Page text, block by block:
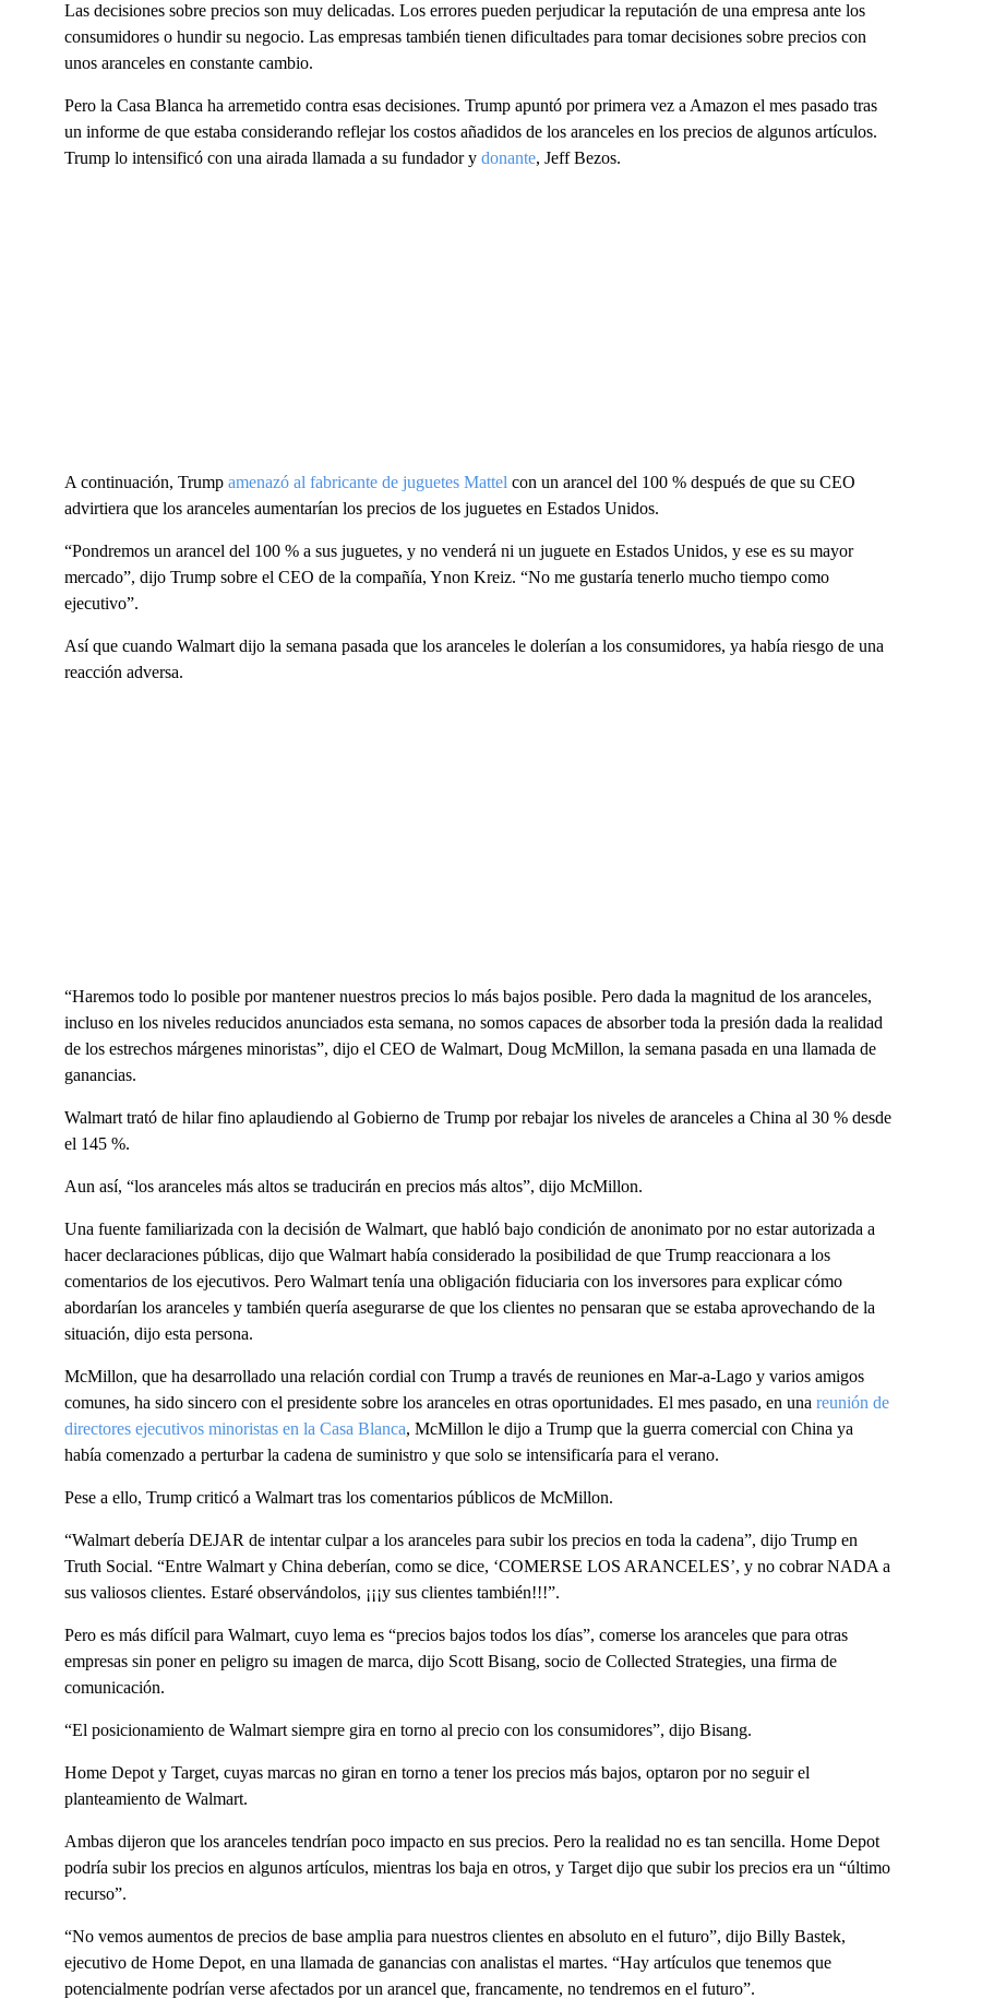
Las decisiones sobre precios son muy delicadas. Los errores pueden perjudicar la reputación de una empresa ante los
consumidores o hundir su negocio. Las empresas también tienen dificultades para tomar decisiones sobre precios con
unos aranceles en constante cambio.
Pero la Casa Blanca ha arremetido contra esas decisiones. Trump apuntó por primera vez a Amazon el mes pasado tras
un informe de que estaba considerando reflejar los costos añadidos de los aranceles en los precios de algunos artículos.
Trump lo intensificó con una airada llamada a su fundador y donante, Jeff Bezos.
A continuación, Trump amenazó al fabricante de juguetes Mattel con un arancel del 100 % después de que su CEO
advirtiera que los aranceles aumentarían los precios de los juguetes en Estados Unidos.
“Pondremos un arancel del 100 % a sus juguetes, y no venderá ni un juguete en Estados Unidos, y ese es su mayor
mercado”, dijo Trump sobre el CEO de la compañía, Ynon Kreiz. “No me gustaría tenerlo mucho tiempo como
ejecutivo”.
Así que cuando Walmart dijo la semana pasada que los aranceles le dolerían a los consumidores, ya había riesgo de una
reacción adversa.
“Haremos todo lo posible por mantener nuestros precios lo más bajos posible. Pero dada la magnitud de los aranceles,
incluso en los niveles reducidos anunciados esta semana, no somos capaces de absorber toda la presión dada la realidad
de los estrechos márgenes minoristas”, dijo el CEO de Walmart, Doug McMillon, la semana pasada en una llamada de
ganancias.
Walmart trató de hilar fino aplaudiendo al Gobierno de Trump por rebajar los niveles de aranceles a China al 30 % desde
el 145 %.
Aun así, “los aranceles más altos se traducirán en precios más altos”, dijo McMillon.
Una fuente familiarizada con la decisión de Walmart, que habló bajo condición de anonimato por no estar autorizada a
hacer declaraciones públicas, dijo que Walmart había considerado la posibilidad de que Trump reaccionara a los
comentarios de los ejecutivos. Pero Walmart tenía una obligación fiduciaria con los inversores para explicar cómo
abordarían los aranceles y también quería asegurarse de que los clientes no pensaran que se estaba aprovechando de la
situación, dijo esta persona.
McMillon, que ha desarrollado una relación cordial con Trump a través de reuniones en Mar-a-Lago y varios amigos
comunes, ha sido sincero con el presidente sobre los aranceles en otras oportunidades. El mes pasado, en una reunión de
directores ejecutivos minoristas en la Casa Blanca, McMillon le dijo a Trump que la guerra comercial con China ya
había comenzado a perturbar la cadena de suministro y que solo se intensificaría para el verano.
Pese a ello, Trump criticó a Walmart tras los comentarios públicos de McMillon.
“Walmart debería DEJAR de intentar culpar a los aranceles para subir los precios en toda la cadena”, dijo Trump en
Truth Social. “Entre Walmart y China deberían, como se dice, ‘COMERSE LOS ARANCELES’, y no cobrar NADA a
sus valiosos clientes. Estaré observándolos, ¡¡¡y sus clientes también!!!”.
Pero es más difícil para Walmart, cuyo lema es “precios bajos todos los días”, comerse los aranceles que para otras
empresas sin poner en peligro su imagen de marca, dijo Scott Bisang, socio de Collected Strategies, una firma de
comunicación.
“El posicionamiento de Walmart siempre gira en torno al precio con los consumidores”, dijo Bisang.
Home Depot y Target, cuyas marcas no giran en torno a tener los precios más bajos, optaron por no seguir el
planteamiento de Walmart.
Ambas dijeron que los aranceles tendrían poco impacto en sus precios. Pero la realidad no es tan sencilla. Home Depot
podría subir los precios en algunos artículos, mientras los baja en otros, y Target dijo que subir los precios era un “último
recurso”.
“No vemos aumentos de precios de base amplia para nuestros clientes en absoluto en el futuro”, dijo Billy Bastek,
ejecutivo de Home Depot, en una llamada de ganancias con analistas el martes. “Hay artículos que tenemos que
potencialmente podrían verse afectados por un arancel que, francamente, no tendremos en el futuro”.